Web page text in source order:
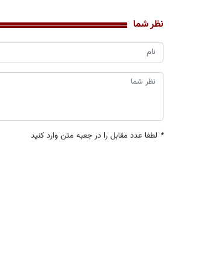
نظر شما
* لطفا عدد مقابل را در جعبه متن وارد کنید